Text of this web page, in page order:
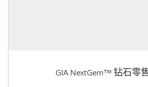
GIA NextGem™ 钻石零